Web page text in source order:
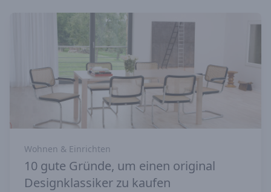
Wohnen & Einrichten
10 gute Gründe, um einen original
Designklassiker zu kaufen